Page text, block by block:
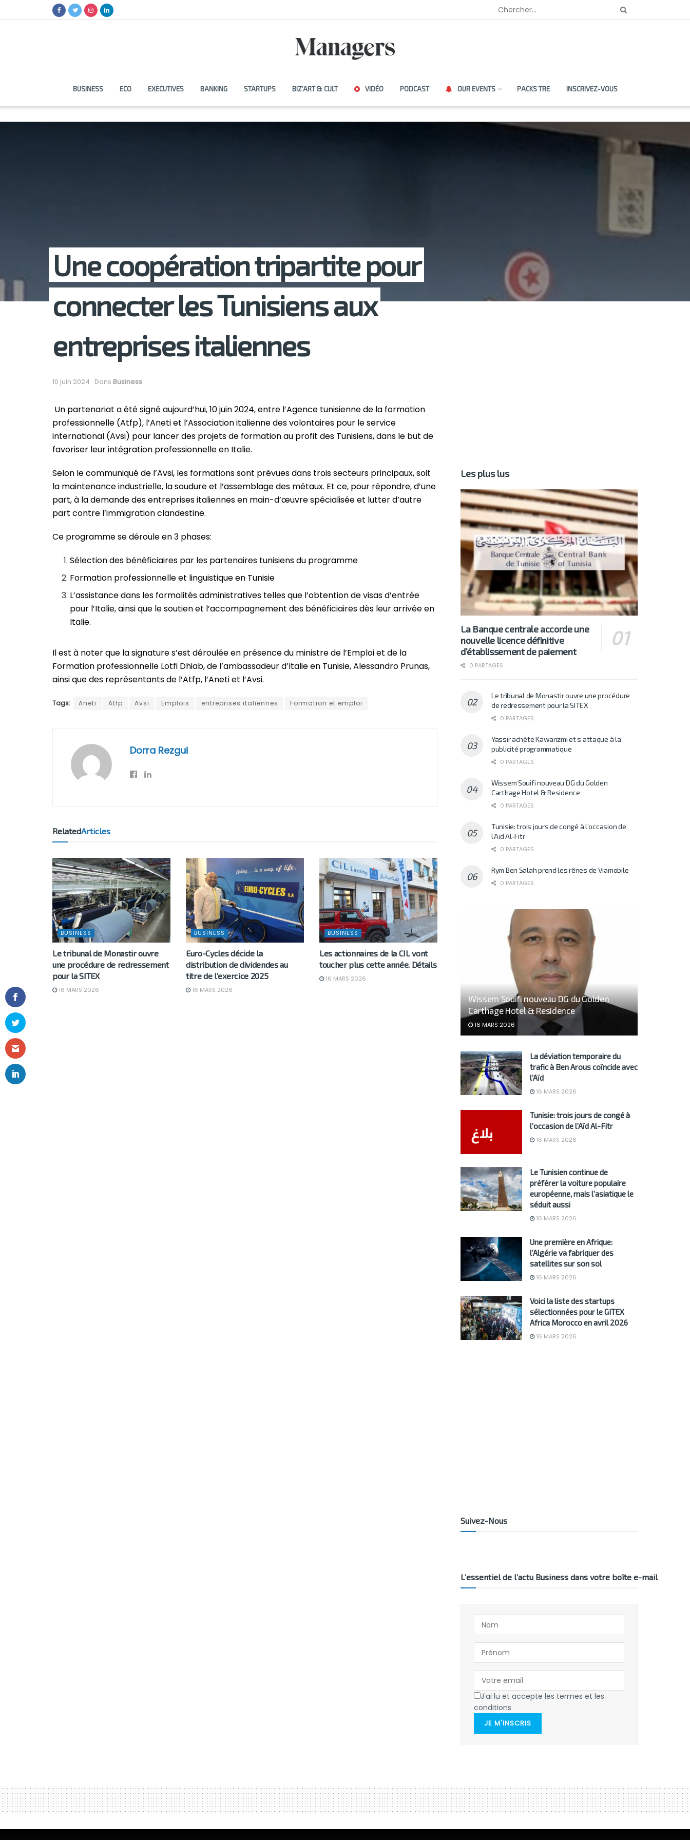
BUSINESS ECO EXECUTIVES BANKING STARTUPS BIZ’ART & CULT VIDÉO PODCAST OUR EVENTS PACKS TRE INSCRIVEZ-VOUS
Une coopération tripartite pour
connecter les Tunisiens aux
entreprises italiennes
10 juin 2024 Dans Business
Un partenariat a été signé aujourd’hui, 10 juin 2024, entre l’Agence tunisienne de la formation
professionnelle (Atfp), l’Aneti et l’Association italienne des volontaires pour le service
international (Avsi) pour lancer des projets de formation au profit des Tunisiens, dans le but de
favoriser leur intégration professionnelle en Italie.
Selon le communiqué de l’Avsi, les formations sont prévues dans trois secteurs principaux, soit
la maintenance industrielle, la soudure et l’assemblage des métaux. Et ce, pour répondre, d’une
part, à la demande des entreprises italiennes en main-d’œuvre spécialisée et lutter d’autre
part contre l’immigration clandestine.
Ce programme se déroule en 3 phases:
Sélection des bénéficiaires par les partenaires tunisiens du programme
Formation professionnelle et linguistique en Tunisie
L’assistance dans les formalités administratives telles que l’obtention de visas d’entrée
pour l’Italie, ainsi que le soutien et l’accompagnement des bénéficiaires dès leur arrivée en
Italie.
Il est à noter que la signature s’est déroulée en présence du ministre de l’Emploi et de la
Formation professionnelle Lotfi Dhiab, de l’ambassadeur d’Italie en Tunisie, Alessandro Prunas,
ainsi que des représentants de l’Atfp, l’Aneti et l’Avsi.
Tags: Aneti Atfp Avsi Emplois entreprises italiennes Formation et emploi
Dorra Rezgui
RelatedArticles
BUSINESS
Le tribunal de Monastir ouvre
une procédure de redressement
pour la SITEX
16 MARS 2026
BUSINESS
Euro-Cycles décide la
distribution de dividendes au
titre de l’exercice 2025
16 MARS 2026
BUSINESS
Les actionnaires de la CIL vont
toucher plus cette année. Détails
16 MARS 2026
Les plus lus
La Banque centrale accorde une
nouvelle licence définitive
d’établissement de paiement
0 PARTAGES
Le tribunal de Monastir ouvre une procédure
de redressement pour la SITEX
0 PARTAGES
Yassir achète Kawarizmi et s’attaque à la
publicité programmatique
0 PARTAGES
Wissem Souifi nouveau DG du Golden
Carthage Hotel & Residence
0 PARTAGES
Tunisie: trois jours de congé à l’occasion de
l’Aïd Al-Fitr
0 PARTAGES
Rym Ben Salah prend les rênes de Viamobile
0 PARTAGES
Wissem Souifi nouveau DG du Golden
Carthage Hotel & Residence
16 MARS 2026
La déviation temporaire du
trafic à Ben Arous coïncide avec
l’Aïd
16 MARS 2026
Tunisie: trois jours de congé à
l’occasion de l’Aïd Al-Fitr
16 MARS 2026
Le Tunisien continue de
préférer la voiture populaire
européenne, mais l’asiatique le
séduit aussi
16 MARS 2026
Une première en Afrique:
l’Algérie va fabriquer des
satellites sur son sol
16 MARS 2026
Voici la liste des startups
sélectionnées pour le GITEX
Africa Morocco en avril 2026
16 MARS 2026
Suivez-Nous
L’essentiel de l’actu Business dans votre boîte e-mail
J'ai lu et accepte les termes et les
conditions
JE M'INSCRIS